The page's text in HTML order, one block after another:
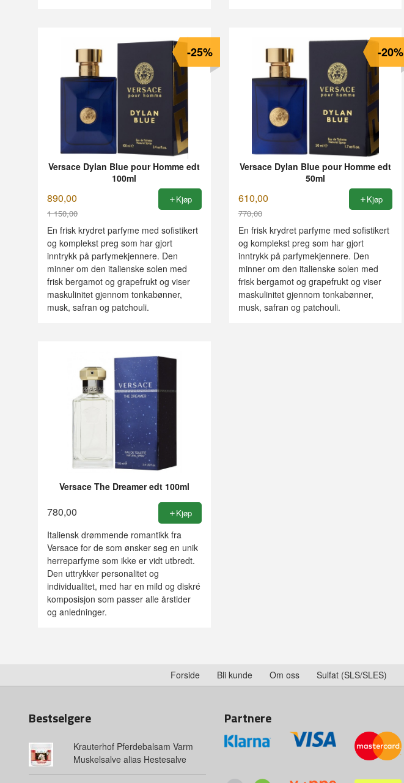
Versace Dylan Blue pour Homme edt
100ml
890,00
1 150,00
Rabatt
-25%
Kjøp
En frisk krydret parfyme med sofistikert
og komplekst preg som har gjort
inntrykk på parfymekjennere. Den
minner om den italienske solen med
frisk bergamot og grapefrukt og viser
maskulinitet gjennom tonkabønner,
musk, safran og patchouli.
Versace Dylan Blue pour Homme edt
50ml
610,00
770,00
Rabatt
-20%
Kjøp
En frisk krydret parfyme med sofistikert
og komplekst preg som har gjort
inntrykk på parfymekjennere. Den
minner om den italienske solen med
frisk bergamot og grapefrukt og viser
maskulinitet gjennom tonkabønner,
musk, safran og patchouli.
Versace The Dreamer edt 100ml
780,00 Kjøp
Italiensk drømmende romantikk fra
Versace for de som ønsker seg en unik
herreparfyme som ikke er vidt utbredt.
Den uttrykker personalitet og
individualitet, med har en mild og diskré
komposisjon som passer alle årstider
og anledninger.
Forside Bli kunde Om oss Sulfat (SLS/SLES)
Bestselgere
Krauterhof Pferdebalsam Varm
Muskelsalve alias Hestesalve
Partnere